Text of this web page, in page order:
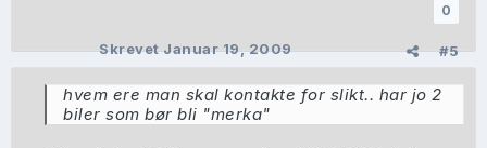
0
#5
SkrevetJanuar 19, 2009
hvem ere man skal kontakte for slikt.. har jo 2
biler som bør bli "merka"